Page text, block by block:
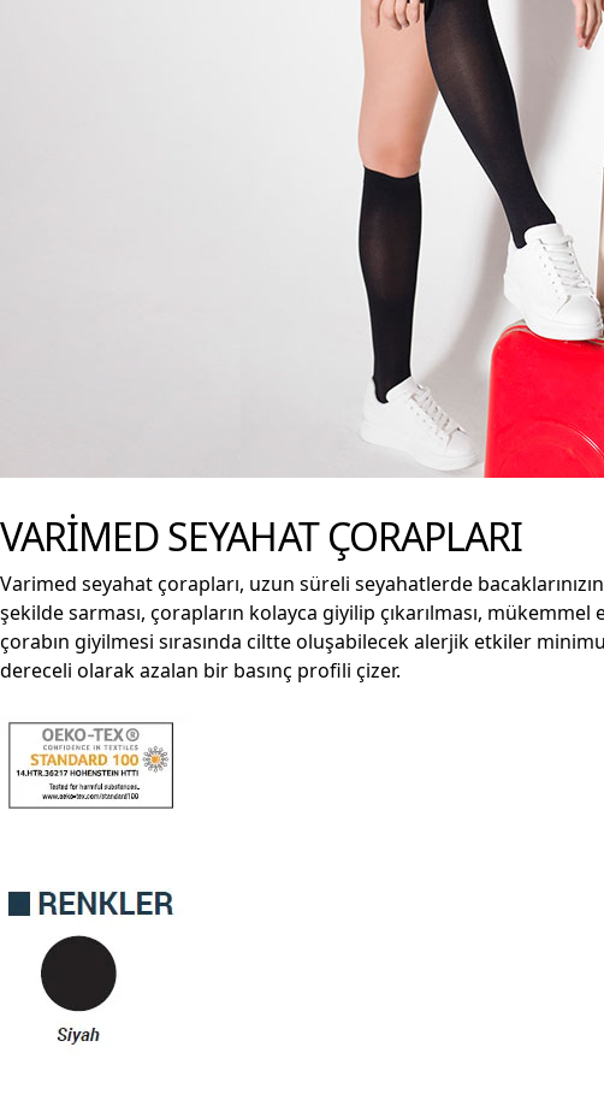
VARİMED SEYAHAT ÇORAPLARI
Varimed seyahat çorapları, uzun süreli seyahatlerde
şekilde sarması, çorapların kolayca giyilip çıkarılması,
çorabın giyilmesi sırasında ciltte oluşabilecek alerjik etkiler
dereceli olarak azalan bir basınç profili çizer.